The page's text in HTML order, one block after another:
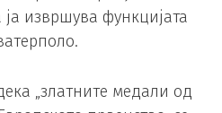
извршува функцијата
„златните медали од